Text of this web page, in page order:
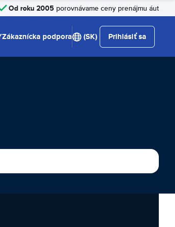
Od roku 2005 porovnávame ceny prenájmu áut
Zákaznícka podpora (SK) Prihlásiť sa